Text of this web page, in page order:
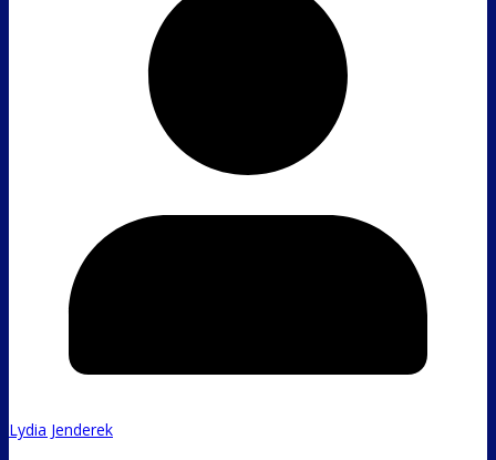
Lydia Jenderek